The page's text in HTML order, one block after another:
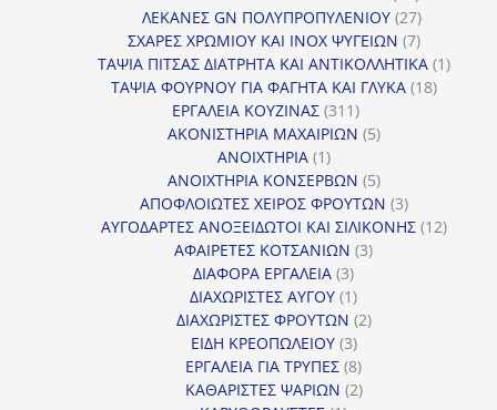
προϊόντα
ΛΕΚΑΝΕΣ GN ΠΟΛΥΠΡΟΠΥΛΕΝΙΟΥ 2727
προϊόντα
ΣΧΑΡΕΣ ΧΡΩΜΙΟΥ ΚΑΙ INOX ΨΥΓΕΙΩΝ 77
προϊόντα
ΤΑΨΙΑ ΠΙΤΣΑΣ ΔΙΑΤΡΗΤΑ ΚΑΙ ΑΝΤΙΚΟΛΛΗΤΙΚΑ 11
ΤΑΨΙΑ ΦΟΥΡΝΟΥ ΓΙΑ ΦΑΓΗΤΑ ΚΑΙ ΓΛΥΚΑ 1818
ΕΡΓΑΛΕΙΑ ΚΟΥΖΙΝΑΣ 311311
προϊόντα
ΑΚΟΝΙΣΤΗΡΙΑ ΜΑΧΑΙΡΙΩΝ 55
ΑΝΟΙΧΤΗΡΙΑ 11
προϊόν
ΑΝΟΙΧΤΗΡΙΑ ΚΟΝΣΕΡΒΩΝ 55
προϊόντα
ΑΠΟΦΛΟΙΩΤΕΣ ΧΕΙΡΟΣ ΦΡΟΥΤΩΝ 33
προϊόντα
ΑΥΓΟΔΑΡΤΕΣ ΑΝΟΞΕΙΔΩΤΟΙ ΚΑΙ ΣΙΛΙΚΟΝΗΣ 1212
ΑΦΑΙΡΕΤΕΣ ΚΟΤΣΑΝΙΩΝ 33
ΔΙΑΦΟΡΑ ΕΡΓΑΛΕΙΑ 33
προϊόντα
ΔΙΑΧΩΡΙΣΤΕΣ ΑΥΓΟΥ 11
προϊόν
ΔΙΑΧΩΡΙΣΤΕΣ ΦΡΟΥΤΩΝ 22
ΕΙΔΗ ΚΡΕΟΠΩΛΕΙΟΥ 33
προϊόντα
ΕΡΓΑΛΕΙΑ ΓΙΑ ΤΡΥΠΕΣ 88
προϊόντα
ΚΑΘΑΡΙΣΤΕΣ ΨΑΡΙΩΝ 22